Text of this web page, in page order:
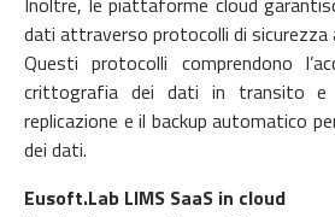
dati attraverso protocolli di sicurezza
Questi protocolli comprendono
crittografia dei dati in transito e
replicazione e il backup automatico
dei dati.
Eusoft.Lab LIMS SaaS in cloud